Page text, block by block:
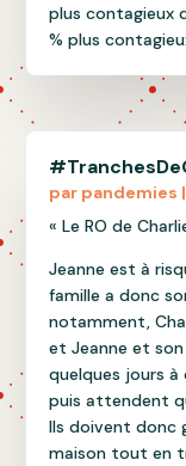
plus contagieux
% plus
par pandemies
« Le RO de
Jeanne est à
famille a donc
notamment,
et Jeanne et
quelques jours
puis attendent
Ils doivent donc
maison tout en